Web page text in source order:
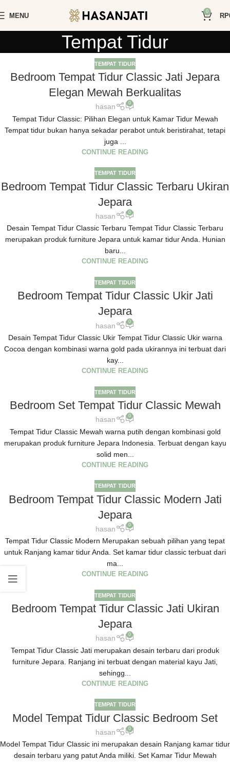
MENU
0
RP
Tempat Tidur
TEMPAT TIDUR
Bedroom Tempat Tidur Classic Jati Jepara
Elegan Mewah Berkualitas
hasan 0
Tempat Tidur Classic: Pilihan Elegan untuk Kamar Tidur Mewah
Tempat tidur bukan hanya sekadar perabot untuk beristirahat, tetapi
juga ...
CONTINUE READING
TEMPAT TIDUR
Bedroom Tempat Tidur Classic Terbaru Ukiran
Jepara
hasan 0
Desain Tempat Tidur Classic Terbaru Tempat Tidur Classic Terbaru
merupakan produk furniture Jepara untuk kamar tidur Anda. Hunian
baru...
CONTINUE READING
TEMPAT TIDUR
Bedroom Tempat Tidur Classic Ukir Jati
Jepara
hasan 0
Desain Tempat Tidur Classic Ukir Tempat Tidur Classic Ukir warna
Cocoa dengan kombinasi warna gold pada ukirannya ini terbuat dari
kay...
CONTINUE READING
TEMPAT TIDUR
Bedroom Set Tempat Tidur Classic Mewah
hasan 0
Tempat Tidur Classic Mewah warna putih dengan kombinasi gold
merupakan produk furniture Jepara Indonesia. Terbuat dengan kayu
solid men...
CONTINUE READING
TEMPAT TIDUR
Bedroom Tempat Tidur Classic Modern Jati
Jepara
hasan 0
Tempat Tidur Classic Modern Merupakan sebuah pilihan yang tepat
untuk Ranjang kamar tidur Anda. Set kamar tidur classic terbuat dari
ma...
CONTINUE READING
TEMPAT TIDUR
Bedroom Tempat Tidur Classic Jati Ukiran
Jepara
hasan 0
Tempat Tidur Classic Jati merupakan desain terbaru dari produk
furniture Jepara. Ranjang ini terbuat dengan material kayu Jati,
sehingg...
CONTINUE READING
TEMPAT TIDUR
Model Tempat Tidur Classic Bedroom Set
hasan 0
Model Tempat Tidur Classic ini merupakan desain Ranjang kamar tidur
desain terbaru yang patut Anda miliki. Set Kamar Tidur Mewah